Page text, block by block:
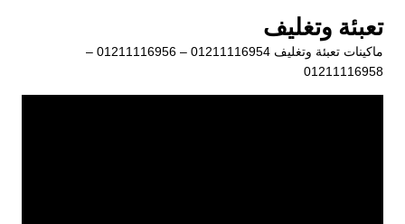
المحتوى
تعبئة وتغليف
ماكينات تعبئة وتغليف 01211116954 – 01211116956 –
01211116958